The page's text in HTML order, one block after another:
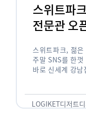
스위트파
전문관 오
스위트파크, 젊
주말 SNS를 한껏
바로 신세계 강
LOGIKET디저트